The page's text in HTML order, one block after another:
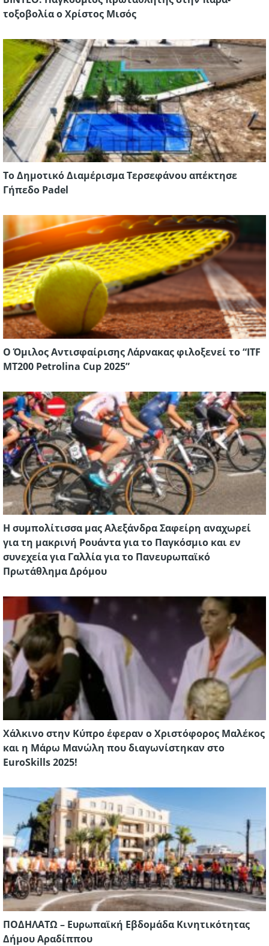
τοξοβολία ο Χρίστος Μισός
Το Δημοτικό Διαμέρισμα Τερσεφάνου απέκτησε
Γήπεδο Padel
Ο Όμιλος Αντισφαίρισης Λάρνακας φιλοξενεί το “ITF
MT200 Petrolina Cup 2025”
Η συμπολίτισσα μας Αλεξάνδρα Σαφείρη αναχωρεί
για τη μακρινή Ρουάντα για το Παγκόσμιο και εν
συνεχεία για Γαλλία για το Πανευρωπαϊκό
Πρωτάθλημα Δρόμου
Χάλκινο στην Κύπρο έφεραν ο Χριστόφορος Μαλέκος
και η Μάρω Μανώλη που διαγωνίστηκαν στο
EuroSkills 2025!
ΠΟΔΗΛΑΤΩ – Ευρωπαϊκή Εβδομάδα Κινητικότητας
Δήμου Αραδίππου